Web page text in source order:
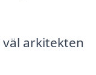
arkitekten